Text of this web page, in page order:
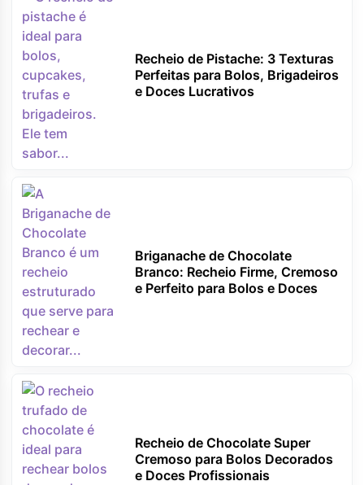
Recheio de Pistache: 3 Texturas
Perfeitas para Bolos, Brigadeiros
e Doces Lucrativos
Briganache de Chocolate
Branco: Recheio Firme, Cremoso
e Perfeito para Bolos e Doces
Recheio de Chocolate Super
Cremoso para Bolos Decorados
e Doces Profissionais